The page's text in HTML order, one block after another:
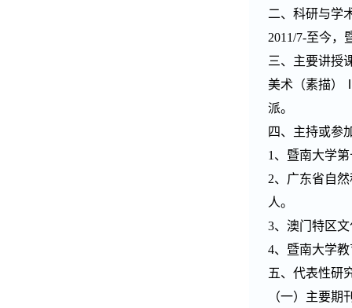
二、科研与学
2011/7-至今，
三、主要讲授
美术（素描）
派。
四、主持或参
1、暨南大学
2、广东省自
人。
3、澳门特区文
4、暨南大学
五、代表性研
（一）主要期